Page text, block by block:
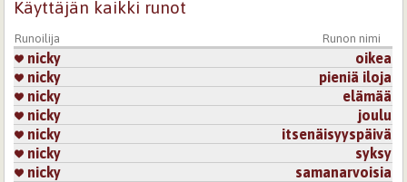
Käyttäjän kaikki runot
Runoilija Runon nimi
nicky
oikea
nicky
pieniä iloja
nicky
elämää
nicky
joulu
nicky
itsenäisyyspäivä
nicky
syksy
nicky
samanarvoisia